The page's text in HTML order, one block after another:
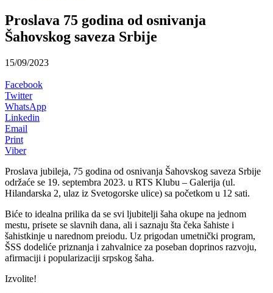
Proslava 75 godina od osnivanja
Šahovskog saveza Srbije
15/09/2023
Facebook
Twitter
WhatsApp
Linkedin
Email
Print
Viber
Proslava jubileja, 75 godina od osnivanja Šahovskog saveza Srbije
održaće se 19. septembra 2023. u RTS Klubu – Galerija (ul.
Hilandarska 2, ulaz iz Svetogorske ulice) sa početkom u 12 sati.
Biće to idealna prilika da se svi ljubitelji šaha okupe na jednom
mestu, prisete se slavnih dana, ali i saznaju šta čeka šahiste i
šahistkinje u narednom preiodu. Uz prigodan umetnički program,
ŠSS dodeliće priznanja i zahvalnice za poseban doprinos razvoju,
afirmaciji i popularizaciji srpskog šaha.
Izvolite!